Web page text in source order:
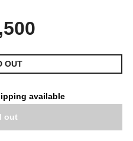
OUT
available
out